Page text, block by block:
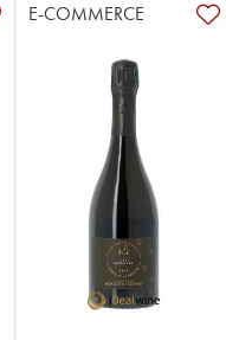
E-COMMERCE